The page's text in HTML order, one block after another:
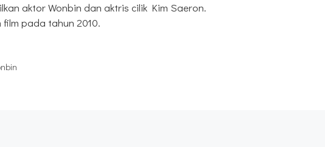
aktor Wonbin dan aktris cilik Kim Saeron.
pada tahun 2010.